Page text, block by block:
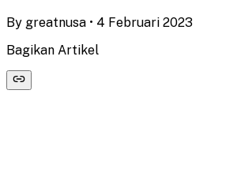
By greatnusa • 4 Februari 2023
Bagikan Artikel